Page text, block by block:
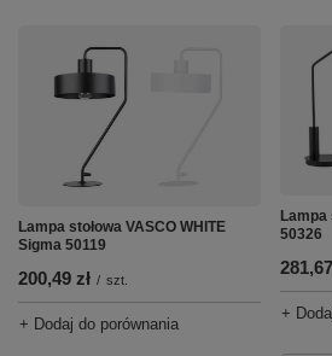
Lampa stołowa VASCO WHITE
Sigma 50119
200,49 zł / szt.
+ Dodaj do porównania
Lampa
50326
+